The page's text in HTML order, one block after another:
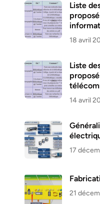
Liste
18 avril
Liste
14 avril
17
21